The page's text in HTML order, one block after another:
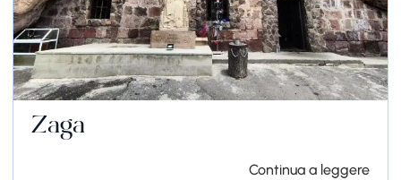
Zaga
Continua a leggere